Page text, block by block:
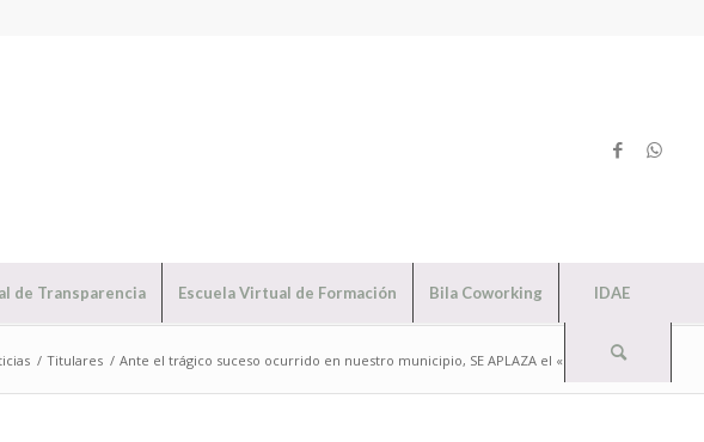
de Transparencia Escuela Virtual de Formación Bila Coworking IDAE
/ Titulares / Ante el trágico suceso ocurrido en nuestro municipio, SE APLAZA el «Enciende l...